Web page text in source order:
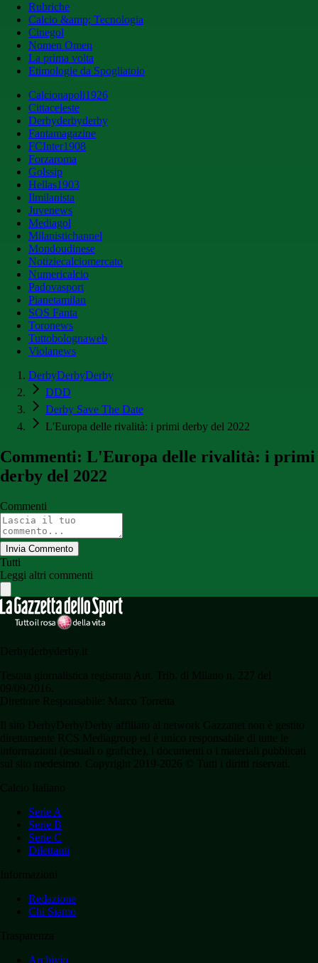
Rubriche
Calcio &amp; Tecnologia
Cinegol
Nomen Omen
La prima volta
Etimologie da Spogliatoio
Calcionapoli1926
Cittaceleste
Derbyderbyderby
Fantamagazine
FCInter1908
Forzaroma
Golssip
Hellas1903
Ilmilanista
Juvenews
Mediagol
Milanistichannel
Mondoudinese
Notiziecalciomercato
Numericalcio
Padovasport
Pianetamilan
SOS Fanta
Toronews
Tuttobolognaweb
Violanews
DerbyDerbyDerby
DDD
Derby Save The Date
L'Europa delle rivalità: i primi derby del 2022
Commenti: L'Europa delle rivalità: i primi
derby del 2022
Commenti
Invia Commento
Tutti
Leggi altri commenti
Serie A
Serie B
Serie C
Dilettanti
Redazione
Chi Siamo
Archivio